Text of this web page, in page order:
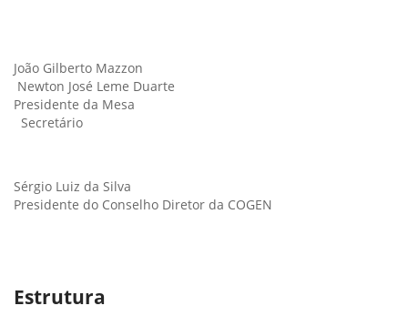
João Gilberto Mazzon
Newton José Leme Duarte
Presidente da Mesa
Secretário
Sérgio Luiz da Silva
Presidente do Conselho Diretor da COGEN
Estrutura